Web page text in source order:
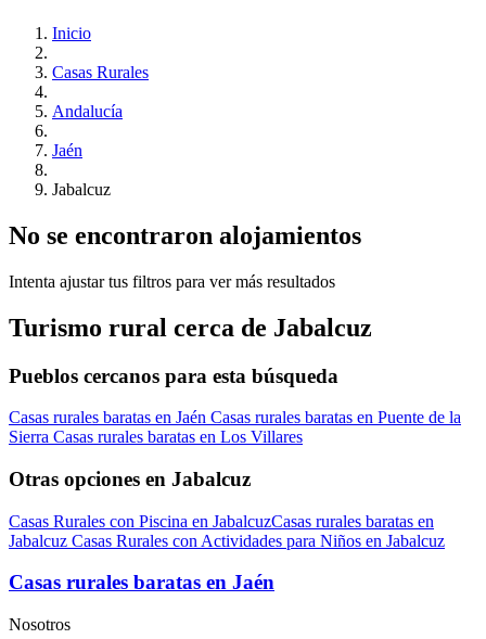
Inicio
Casas Rurales
Andalucía
Jaén
Jabalcuz
No se encontraron alojamientos
Intenta ajustar tus filtros para ver más resultados
Turismo rural cerca de Jabalcuz
Pueblos cercanos para esta búsqueda
Casas rurales baratas en Jaén Casas rurales baratas en Puente de la
Sierra Casas rurales baratas en Los Villares
Otras opciones en Jabalcuz
Casas Rurales con Piscina en JabalcuzCasas rurales baratas en
Jabalcuz Casas Rurales con Actividades para Niños en Jabalcuz
Casas rurales baratas en Jaén
Nosotros